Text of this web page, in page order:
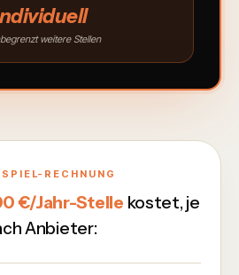
weitere Stellen
RECHNUNG
€/Jahr-Stelle kostet, je
Anbieter: